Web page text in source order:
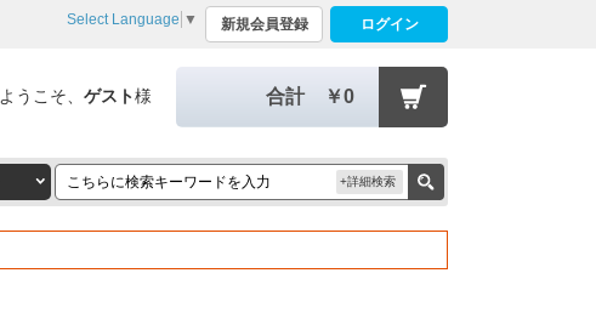
ログイン
新規会員登録
Select Language ▼
ようこそ、 ゲスト様 合計 ￥0
+詳細検索